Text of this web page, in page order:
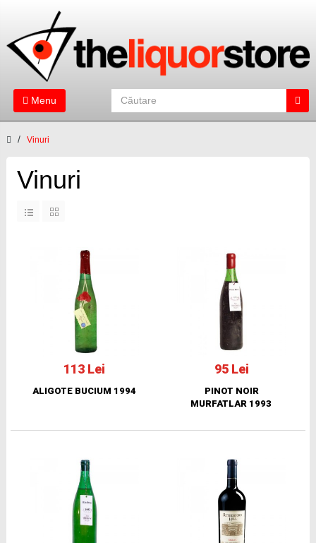
Menu
Vinuri
Vinuri
113 Lei
ALIGOTE BUCIUM 1994
95 Lei
PINOT NOIR
MURFATLAR 1993